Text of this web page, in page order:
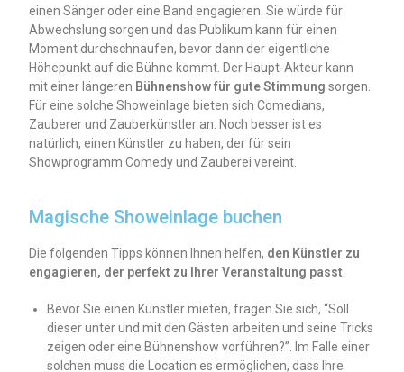
einen Sänger oder eine Band engagieren. Sie würde für
Abwechslung sorgen und das Publikum kann für einen
Moment durchschnaufen, bevor dann der eigentliche
Höhepunkt auf die Bühne kommt. Der Haupt-Akteur kann
mit einer längeren Bühnenshow für gute Stimmung sorgen.
Für eine solche Showeinlage bieten sich Comedians,
Zauberer und Zauberkünstler an. Noch besser ist es
natürlich, einen Künstler zu haben, der für sein
Showprogramm Comedy und Zauberei vereint.
Magische Showeinlage buchen
Die folgenden Tipps können Ihnen helfen, den Künstler zu
engagieren, der perfekt zu Ihrer Veranstaltung passt:
Bevor Sie einen Künstler mieten, fragen Sie sich, “Soll
dieser unter und mit den Gästen arbeiten und seine Tricks
zeigen oder eine Bühnenshow vorführen?”. Im Falle einer
solchen muss die Location es ermöglichen, dass Ihre